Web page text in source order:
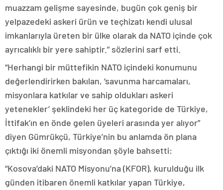
muazzam gelişme sayesinde, bugün çok geniş bir
yelpazedeki askeri ürün ve teçhizatı kendi ulusal
imkanlarıyla üreten bir ülke olarak da NATO içinde çok
ayrıcalıklı bir yere sahiptir.” sözlerini sarf etti.
“Herhangi bir müttefikin NATO içindeki konumunu
değerlendirirken bakılan, ‘savunma harcamaları,
misyonlara katkılar ve sahip oldukları askeri
yetenekler’ şeklindeki her üç kategoride de Türkiye,
İttifak’ın en önde gelen üyeleri arasında yer alıyor”
diyen Gümrükçü, Türkiye’nin bu anlamda ön plana
çıktığı iki önemli misyondan şöyle bahsetti:
“Kosova’daki NATO Misyonu’na (KFOR), kurulduğu ilk
günden itibaren önemli katkılar yapan Türkiye,